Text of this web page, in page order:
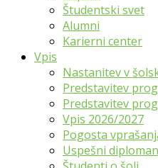
Študentski svet
Alumni
Karierni center
Vpis
Nastanitev v
Predstavitev
Predstavitev
Vpis 2026/2027
Pogosta
Uspešni